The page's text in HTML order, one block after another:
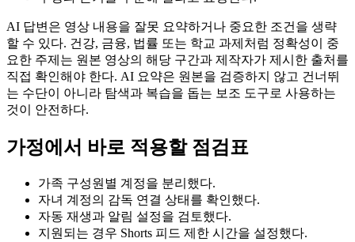
AI 답변은 영상 내용을 잘못 요약하거나 중요한 조건을 생략
할 수 있다. 건강, 금융, 법률 또는 학교 과제처럼 정확성이 중
요한 주제는 원본 영상의 해당 구간과 제작자가 제시한 출처를
직접 확인해야 한다. AI 요약은 원본을 검증하지 않고 건너뛰
는 수단이 아니라 탐색과 복습을 돕는 보조 도구로 사용하는
것이 안전하다.
가정에서 바로 적용할 점검표
가족 구성원별 계정을 분리했다.
자녀 계정의 감독 연결 상태를 확인했다.
자동 재생과 알림 설정을 검토했다.
지원되는 경우 Shorts 피드 제한 시간을 설정했다.